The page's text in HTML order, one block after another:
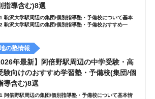
指導含む)8選
駒沢大学駅周辺の集団/個別指導塾・予備校について基本
駒沢大学駅周辺の集団/個別指導塾・予備校おすすめ一
の塾情報
年最新】阿倍野駅周辺の中学受験・高
験向けのおすすめ学習塾・予備校(集団/個
導含む)8選
阿倍野駅周辺の集団/個別指導塾・予備校について基本情